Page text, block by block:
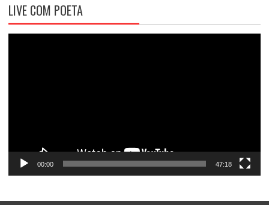
LIVE COM POETA
00:00 47:18